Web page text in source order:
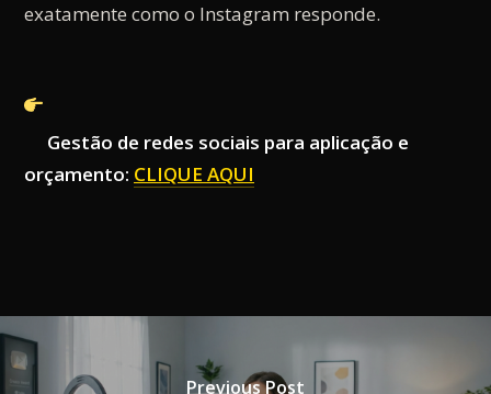
exatamente como o Instagram responde.
Gestão de redes sociais para aplicação e
orçamento: CLIQUE AQUI
Previous Post